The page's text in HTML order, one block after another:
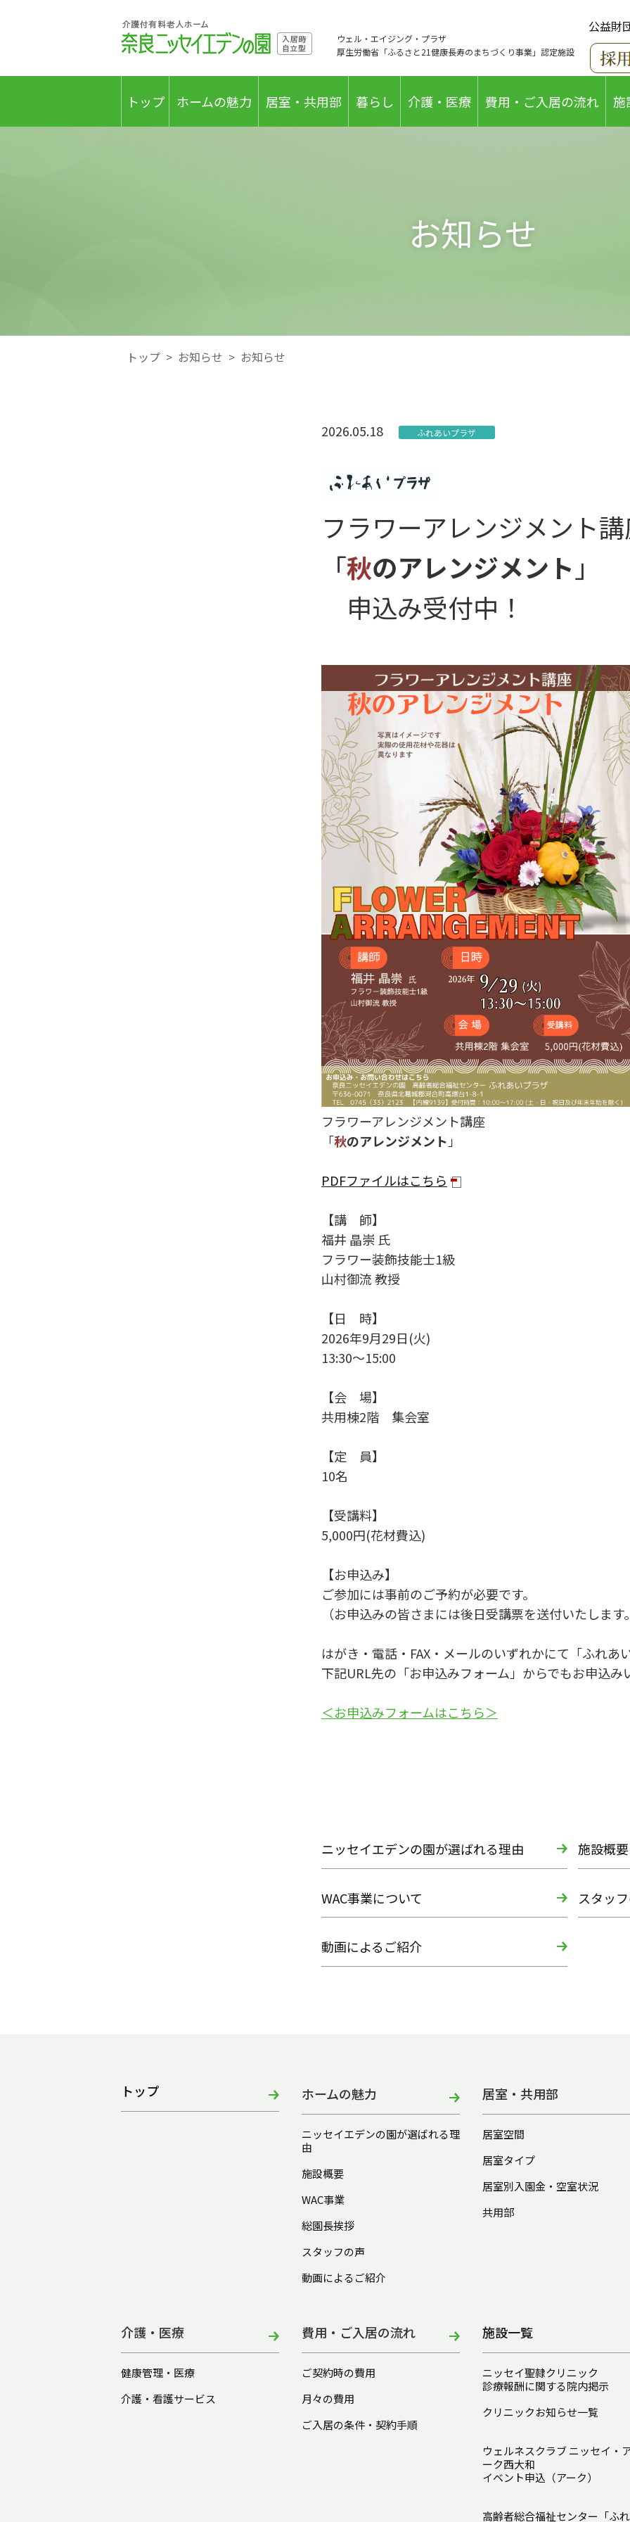
公益財
ウェル・エイジング・プラザ
厚生労働省「ふるさと21健康長寿のまちづくり事業」認定施設
トップ ホームの魅力 居室・共用部 暮らし 介護・医療 費用・ご入居の流れ 施
お知らせ
トップ > お知らせ > お知らせ
2026.05.18 ふれあいプラザ
フラワーアレンジメント
「秋のアレンジメント 」
申込み受付中！
フラワーアレンジメント講座
「秋のアレンジメント」
PDFファイルはこちら
【講 師】
福井 晶崇 氏
フラワー装飾技能士1級
山村御流 教授
【日 時】
2026年9月29日(火)
13:30～15:00
【会 場】
共用棟2階 集会室
【定 員】
10名
【受講料】
5,000円(花材費込)
【お申込み】
ご参加には事前のご予約が必要です。
（お申込みの皆さまには後日受講票を送付いたします
はがき・電話・FAX・メールのいずれかにて「ふれ
下記URL先の「お申込みフォーム」からでもお申込み
＜お申込みフォームはこちら＞
ニッセイエデンの園が選ばれる理由 施設概要
WAC事業について スタッ
動画によるご紹介
トップ ホームの魅力
ニッセイエデンの園が選ばれる理
由
施設概要
WAC事業
総園長挨拶
スタッフの声
動画によるご紹介
居室・共用部
居室空間
居室タイプ
居室別入園金・空室状況
共用部
介護・医療
健康管理・医療
介護・看護サービス
費用・ご入居の流れ
ご契約時の費用
月々の費用
ご入居の条件・契約手順
施設一覧
ニッセイ聖隷クリニック
診療報酬に関する院内掲示
クリニックお知らせ一覧
ウェルネスクラブ ニッセイ・
ーク西大和
イベント申込（アーク）
高齢者総合福祉センター「ふ